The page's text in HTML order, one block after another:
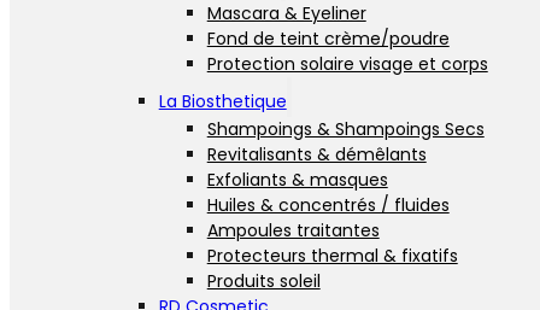
Mascara & Eyeliner
Fond de teint crème/poudre
Protection solaire visage et corps
La Biosthetique
Shampoings & Shampoings Secs
Revitalisants & démêlants
Exfoliants & masques
Huiles & concentrés / fluides
Ampoules traitantes
Protecteurs thermal & fixatifs
Produits soleil